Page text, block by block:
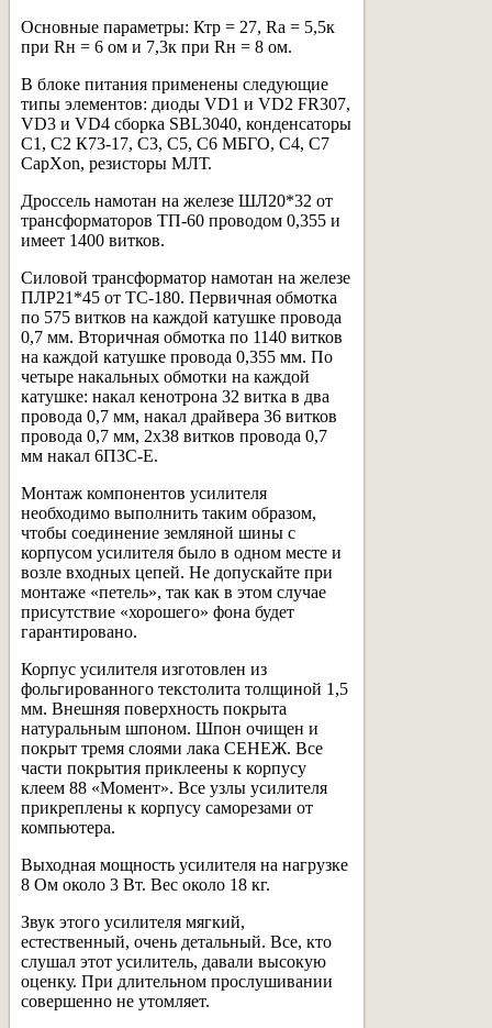
Основные параметры: Ктр = 27, Ra = 5,5к
при Rн = 6 ом и 7,3к при Rн = 8 ом.
В блоке питания применены следующие
типы элементов: диоды VD1 и VD2 FR307,
VD3 и VD4 сборка SBL3040, конденсаторы
С1, С2 К73-17, С3, С5, С6 МБГО, С4, С7
CapXon, резисторы МЛТ.
Дроссель намотан на железе ШЛ20*32 от
трансформаторов ТП-60 проводом 0,355 и
имеет 1400 витков.
Силовой трансформатор намотан на железе
ПЛР21*45 от ТС-180. Первичная обмотка
по 575 витков на каждой катушке провода
0,7 мм. Вторичная обмотка по 1140 витков
на каждой катушке провода 0,355 мм. По
четыре накальных обмотки на каждой
катушке: накал кенотрона 32 витка в два
провода 0,7 мм, накал драйвера 36 витков
провода 0,7 мм, 2х38 витков провода 0,7
мм накал 6П3С-Е.
Монтаж компонентов усилителя
необходимо выполнить таким образом,
чтобы соединение земляной шины с
корпусом усилителя было в одном месте и
возле входных цепей. Не допускайте при
монтаже «петель», так как в этом случае
присутствие «хорошего» фона будет
гарантировано.
Корпус усилителя изготовлен из
фольгированного текстолита толщиной 1,5
мм. Внешняя поверхность покрыта
натуральным шпоном. Шпон очищен и
покрыт тремя слоями лака СЕНЕЖ. Все
части покрытия приклеены к корпусу
клеем 88 «Момент». Все узлы усилителя
прикреплены к корпусу саморезами от
компьютера.
Выходная мощность усилителя на нагрузке
8 Ом около 3 Вт. Вес около 18 кг.
Звук этого усилителя мягкий,
естественный, очень детальный. Все, кто
слушал этот усилитель, давали высокую
оценку. При длительном прослушивании
совершенно не утомляет.